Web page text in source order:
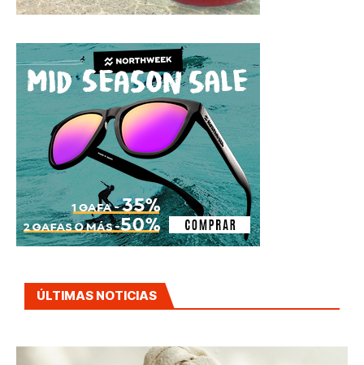
ÚLTIMAS NOTICIAS